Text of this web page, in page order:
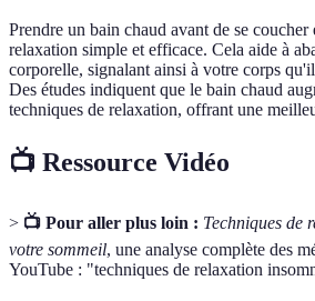
Prendre un bain chaud avant de se coucher
relaxation simple et efficace. Cela aide à
corporelle, signalant ainsi à votre corps
Des études indiquent que le bain chaud
techniques de relaxation, offrant une
📺 Ressource Vidéo
> 📺 Pour aller plus loin : Techniques de
votre sommeil, une analyse complète des
YouTube : "techniques de relaxation